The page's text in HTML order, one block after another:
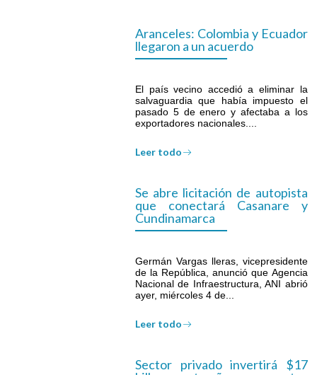
Aranceles: Colombia y Ecuador
llegaron a un acuerdo
El país vecino accedió a eliminar la
salvaguardia que había impuesto el
pasado 5 de enero y afectaba a los
exportadores nacionales....
Leer todo
Se abre licitación de autopista
que conectará Casanare y
Cundinamarca
Germán Vargas lleras, vicepresidente
de la República, anunció que Agencia
Nacional de Infraestructura, ANI abrió
ayer, miércoles 4 de...
Leer todo
Sector privado invertirá $17